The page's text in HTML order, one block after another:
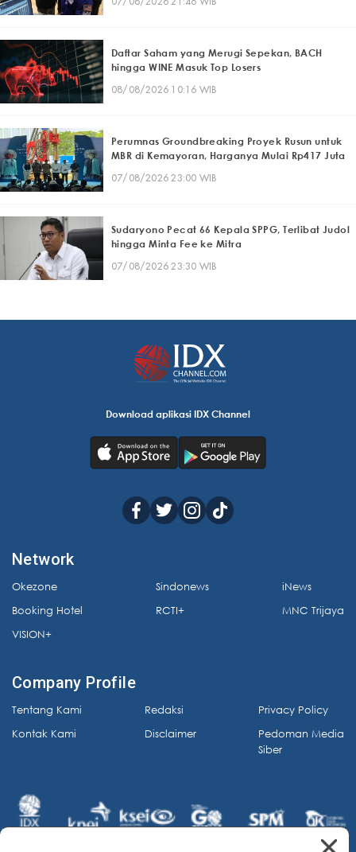
Daftar Saham yang Merugi Sepekan, BACH
hingga WINE Masuk Top Losers
08/08/2026 10:16 WIB
Perumnas Groundbreaking Proyek Rusun untuk
MBR di Kemayoran, Harganya Mulai Rp417 Juta
07/08/2026 23:00 WIB
Sudaryono Pecat 66 Kepala SPPG, Terlibat Judol
hingga Minta Fee ke Mitra
07/08/2026 23:30 WIB
Download aplikasi IDX Channel
Network
Okezone
Booking Hotel
VISION+
Sindonews
RCTI+
iNews
MNC Trijaya
Company Profile
Tentang Kami
Kontak Kami
Redaksi
Disclaimer
Privacy Policy
Pedoman Media
Siber